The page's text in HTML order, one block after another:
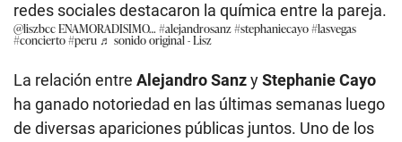
redes sociales destacaron la química entre la pareja.
@liszbccENAMORADISIMO…#alejandrosanz#stephaniecayo#lasvegas
#concierto#peru ♬ sonido original - Lisz
La relación entre Alejandro SanzyStephanie Cayo
ha ganado notoriedad en las últimas semanas luego
de diversas apariciones públicas juntos. Uno de los